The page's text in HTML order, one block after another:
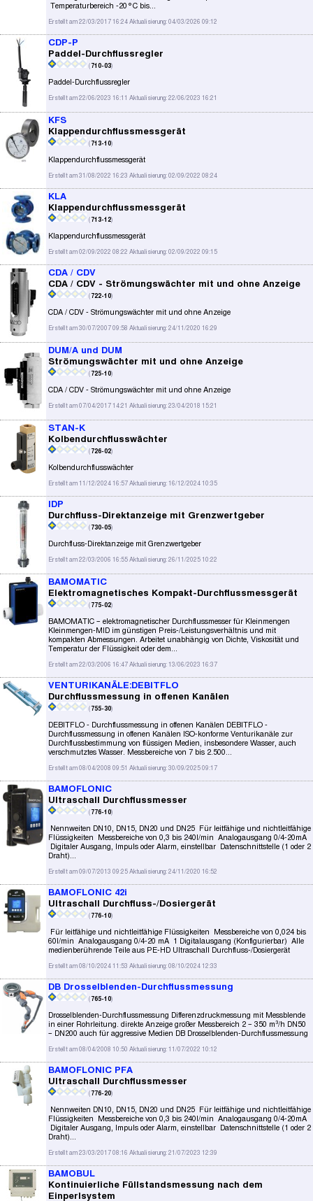
Temperaturbereich -20°C bis...
Erstellt am 22/03/2017 16:24 Aktualisierung: 04/03/2026 09:12
CDP-P
Paddel-Durchflussregler
( 710-03)
Paddel-Durchflussregler
Erstellt am 22/06/2023 16:11 Aktualisierung: 22/06/2023 16:21
KFS
Klappendurchflussmessgerät
( 713-10)
Klappendurchflussmessgerät
Erstellt am 31/08/2022 16:23 Aktualisierung: 02/09/2022 08:24
KLA
Klappendurchflussmessgerät
( 713-12)
Klappendurchflussmessgerät
Erstellt am 02/09/2022 08:22 Aktualisierung: 02/09/2022 09:15
CDA / CDV
CDA / CDV - Strömungswächter mit und ohne Anzeige
( 722-10)
CDA / CDV - Strömungswächter mit und ohne Anzeige
Erstellt am 30/07/2007 09:58 Aktualisierung: 24/11/2020 16:29
DUM/A und DUM
Strömungswächter mit und ohne Anzeige
( 725-10)
CDA / CDV - Strömungswächter mit und ohne Anzeige
Erstellt am 07/04/2017 14:21 Aktualisierung: 23/04/2018 15:21
STAN-K
Kolbendurchflusswächter
( 726-02)
Kolbendurchflusswächter
Erstellt am 11/12/2024 16:57 Aktualisierung: 16/12/2024 10:35
IDP
Durchfluss-Direktanzeige mit Grenzwertgeber
( 730-05)
Durchfluss-Direktanzeige mit Grenzwertgeber
Erstellt am 22/03/2006 16:55 Aktualisierung: 26/11/2025 10:22
BAMOMATIC
Elektromagnetisches Kompakt-Durchflussmessgerät
( 775-02)
BAMOMATIC – elektromagnetischer Durchflussmesser für Kleinmengen
Kleinmengen-MID im günstigen Preis-/Leistungsverhältnis und mit
kompakten Abmessungen. Arbeitet unabhängig von Dichte, Viskosität und
Temperatur der Flüssigkeit oder dem...
Erstellt am 22/03/2006 16:47 Aktualisierung: 13/06/2023 16:37
VENTURIKANÄLE:DEBITFLO
Durchflussmessung in offenen Kanälen
( 755-30)
DEBITFLO - Durchflussmessung in offenen Kanälen DEBITFLO -
Durchflussmessung in offenen Kanälen ISO-konforme Venturikanäle zur
Durchflussbestimmung von flüssigen Medien, insbesondere Wasser, auch
verschmutztes Wasser. Messbereiche von 7 bis 2.500...
Erstellt am 08/04/2008 09:51 Aktualisierung: 30/09/2025 09:17
BAMOFLONIC
Ultraschall Durchflussmesser
( 776-10)
Nennweiten DN10, DN15, DN20 und DN25 Für leitfähige und nichtleitfähige
Flüssigkeiten Messbereiche von 0,3 bis 240l/min Analogausgang 0/4-20mA
Digitaler Ausgang, Impuls oder Alarm, einstellbar Datenschnittstelle (1 oder 2
Draht)...
Erstellt am 09/07/2013 09:25 Aktualisierung: 24/11/2020 16:52
BAMOFLONIC 42i
Ultraschall Durchfluss-/Dosiergerät
( 776-10)
Für leitfähige und nichtleitfähige Flüssigkeiten Messbereiche von 0,024 bis
60l/min Analogausgang 0/4-20 mA 1 Digitalausgang (Konfigurierbar) Alle
medienberührende Teile aus PE-HD Ultraschall Durchfluss-/Dosiergerät
Erstellt am 08/10/2024 11:53 Aktualisierung: 08/10/2024 12:33
DB Drosselblenden-Durchflussmessung
( 765-10)
Drosselblenden-Durchflussmessung Differenzdruckmessung mit Messblende
in einer Rohrleitung. direkte Anzeige großer Messbereich 2 – 350 m³/h DN50
– DN200 auch für aggressive Medien DB Drosselblenden-Durchflussmessung
Erstellt am 08/04/2008 10:50 Aktualisierung: 11/07/2022 10:12
BAMOFLONIC PFA
Ultraschall Durchflussmesser
( 776-20)
Nennweiten DN10, DN15, DN20 und DN25 Für leitfähige und nichtleitfähige
Flüssigkeiten Messbereiche von 0,3 bis 240l/min Analogausgang 0/4-20mA
Digitaler Ausgang, Impuls oder Alarm, einstellbar Datenschnittstelle (1 oder 2
Draht)...
Erstellt am 23/03/2017 08:16 Aktualisierung: 21/07/2023 12:39
BAMOBUL
Kontinuierliche Füllstandsmessung nach dem
Einperlsystem